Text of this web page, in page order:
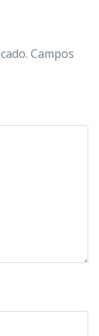
Campos